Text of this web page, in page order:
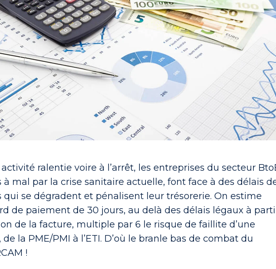
ralentie voire à l’arrêt, les entreprises du secteur
à mal par la crise sanitaire actuelle, font face à des délais
qui se dégradent et pénalisent leur trésorerie. On estime
de paiement de 30 jours, au delà des délais légaux à
de la facture, multiple par 6 le risque de faillite d’une
la PME/PMI à l’ETI. D’où le branle bas de combat du
!